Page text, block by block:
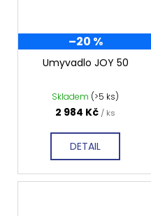
–20 %
Umyvadlo JOY 50
Skladem (>5 ks)
2 984 Kč / ks
DETAIL